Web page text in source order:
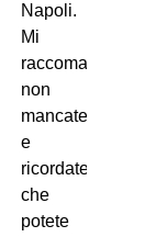
Napoli.
Mi
raccomando
non
mancate
e
ricordatevi
che
potete